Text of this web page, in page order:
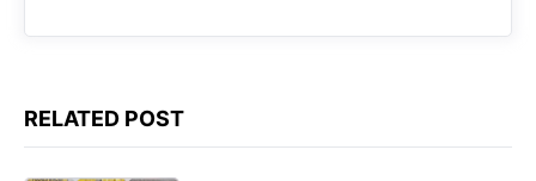
r
RELATED POST